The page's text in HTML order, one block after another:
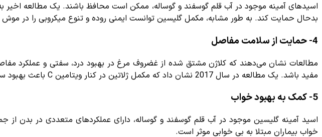
اسیدهای آمینه موجود در آب قلم گوسفند و گوساله، ممکن است محافظ باشند. یک مطالعه اخیر
بدحال حمایت کند. به طور مشابه، مکمل گلیسین توانست ایمنی روده و تنوع میکروبی را در
4- حمایت از سلامت مفاصل
مطالعات نشان می‌دهند که کلاژن مشتق شده از غضروف مرغ در بهبود درد، سفتی و عملکرد
مفید باشد. یک مطالعه در سال 2017 نشان داد که مکمل ژلاتین در کنار ویتامین C باعث بهبود سنتز کلاژن پس از ورزش می‌شود و می‌تواند تاندون‌ها را ترمیم کند.
5- کمک به بهبود خواب
اسید آمینه گلیسین موجود در آب قلم گوسفند و گوساله، دارای عملکردهای متعددی در بدن
خواب بیماران مبتلا به بی خوابی موثر است.